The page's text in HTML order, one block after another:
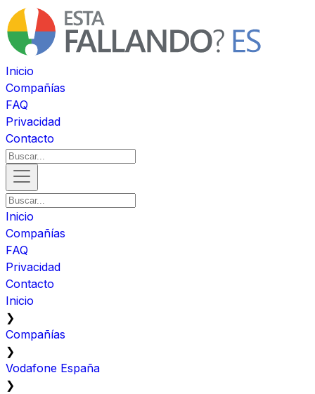
Inicio
Compañías
FAQ
Privacidad
Contacto
Inicio
Compañías
FAQ
Privacidad
Contacto
Inicio
❯
Compañías
❯
Vodafone España
❯